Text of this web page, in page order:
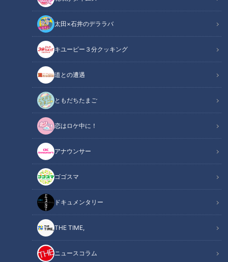
太田×石井のデララバ
キユーピー３分クッキング
道との遭遇
ともだちたまご
恋はロケ中に！
アナウンサー
ゴゴスマ
ドキュメンタリー
THE TIME,
ニュースコラム
チャント！
ランキング
RANKING
24時間